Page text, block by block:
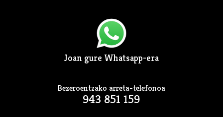
Joan gure Whatsapp-era
Bezeroentzako arreta-telefonoa
943 851 159